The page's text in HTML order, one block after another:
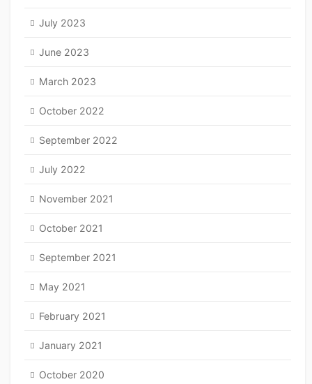
July 2023
June 2023
March 2023
October 2022
September 2022
July 2022
November 2021
October 2021
September 2021
May 2021
February 2021
January 2021
October 2020